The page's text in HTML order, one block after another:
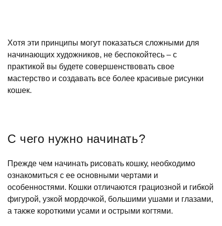
Хотя эти принципы могут показаться сложными для
начинающих художников, не беспокойтесь – с
практикой вы будете совершенствовать свое
мастерство и создавать все более красивые рисунки
кошек.
С чего нужно начинать?
Прежде чем начинать рисовать кошку, необходимо
ознакомиться с ее основными чертами и
особенностями. Кошки отличаются грациозной и гибкой
фигурой, узкой мордочкой, большими ушами и глазами,
а также короткими усами и острыми когтями.